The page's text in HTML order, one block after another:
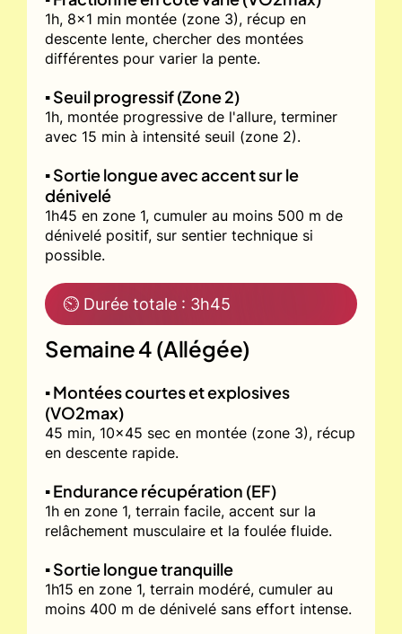
1h, 8x1 min montée (zone 3), récup en
descente lente, chercher des montées
différentes pour varier la pente.
▪️ Seuil progressif (Zone 2)
1h, montée progressive de l'allure, terminer
avec 15 min à intensité seuil (zone 2).
▪️ Sortie longue avec accent sur le
dénivelé
1h45 en zone 1, cumuler au moins 500 m de
dénivelé positif, sur sentier technique si
possible.
⏲ Durée totale : 3h45
Semaine 4 (Allégée)
▪️ Montées courtes et explosives
(VO2max)
45 min, 10x45 sec en montée (zone 3), récup
en descente rapide.
▪️ Endurance récupération (EF)
1h en zone 1, terrain facile, accent sur la
relâchement musculaire et la foulée fluide.
▪️ Sortie longue tranquille
1h15 en zone 1, terrain modéré, cumuler au
moins 400 m de dénivelé sans effort intense.